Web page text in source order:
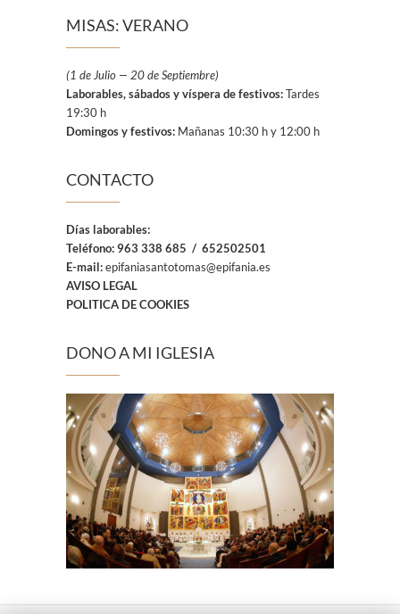
MISAS: VERANO
(1 de Julio — 20 de Septiembre)
Laborables, sábados y víspera de festivos:Tardes
19:30 h
Domingos y festivos: Mañanas 10:30 h y 12:00 h
CONTACTO
Días laborables:
Teléfono: 963 338 685 / 652502501
E-mail:epifaniasantotomas@epifania.es
AVISO LEGAL
POLITICA DE COOKIES
DONO A MI IGLESIA